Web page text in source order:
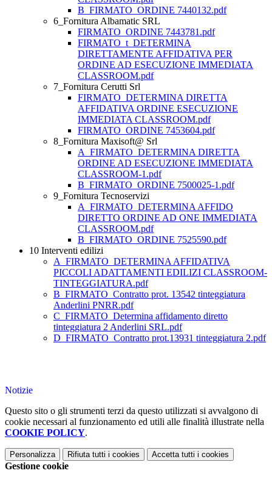
B_FIRMATO_ORDINE 7440132.pdf
6_Fornitura Albamatic SRL
FIRMATO_ORDINE 7443781.pdf
FIRMATO_t_DETERMINA
DIRETTAMENTE AFFIDATIVA PER
ORDINE AD ESECUZIONE IMMEDIATA
CLASSROOM.pdf
7_Fornitura Cerutti Srl
FIRMATO_DETERMINA DIRETTA
AFFIDATIVA ORDINE ESECUZIONE
IMMEDIATA CLASSROOM.pdf
FIRMATO_ORDINE 7453604.pdf
8_Fornitura Maxisoft@ Srl
A_FIRMATO_DETERMINA DIRETTA
ORDINE AD ESECUZIONE IMMEDIATA
CLASSROOM-1.pdf
B_FIRMATO_ORDINE 7500025-1.pdf
9_Fornitura Tecnoservizi
A_FIRMATO_DETERMINA AFFIDO
DIRETTO ORDINE AD ONE IMMEDIATA
CLASSROOM.pdf
B_FIRMATO_ORDINE 7525590.pdf
10 Interventi edilizi
A_FIRMATO_DETERMINA AFFIDATIVA
PICCOLI ADATTAMENTI EDILIZI CLASSROOM-
TINTEGGIATURA.pdf
B_FIRMATO_Contratto prot. 13542 tinteggiatura
Anderlini PNRR.pdf
C_FIRMATO_Determina affidamento diretto
tinteggiatura 2 Anderlini SRL.pdf
D_FIRMATO_Contratto prot.13931 tinteggiatura 2.pdf
Notizie
Questo sito o gli strumenti terzi da questo utilizzati si avvalgono di
cookie necessari al funzionamento ed utili alle finalità illustrate nella
COOKIE POLICY.
Personalizza Rifiuta tutti i cookies Accetta tutti i cookies
Gestione cookie